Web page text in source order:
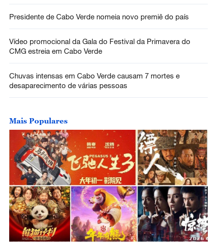
Presidente de Cabo Verde nomeia novo premiê do país
Vídeo promocional da Gala do Festival da Primavera do
CMG estreia em Cabo Verde
Chuvas intensas em Cabo Verde causam 7 mortes e
desaparecimento de várias pessoas
Mais Populares